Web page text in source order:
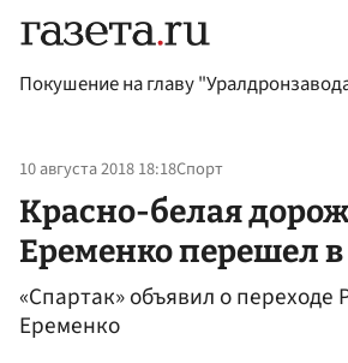
Покушение на главу
10 августа 2018 18:18Спорт
Красно-белая
Еременко перешел в
«Спартак» объявил о переходе
Еременко